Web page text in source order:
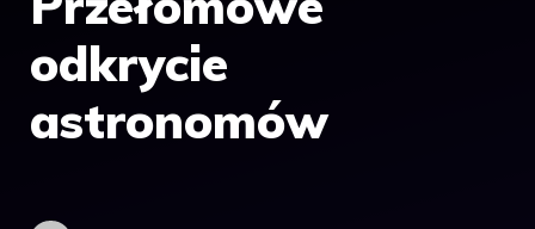
odkrycie
astronomów